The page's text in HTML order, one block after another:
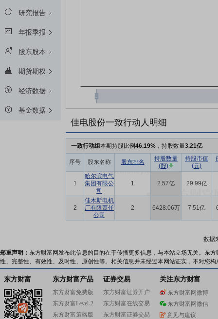
研究报告
年报季报
股东股本
期货期权
经济数据
基金数据
佳电股份一致行动人明细
一致行动组本期持股比例46.19% ，持股数量3.21亿
序号 股东名称 股东排名
持股数量
(股)
持股市值
(元)
1
哈尔滨电气
集团有限公
司
1 2.57亿 29.99亿
2
佳木斯电机
厂有限责任
公司
2 6428.06万 7.51亿
数据
郑重声明： 东方财富网发布此信息的目的在于传播更多信息，与本站立场无关。东
性、完整性、有效性、及时性、原创性等。相关信息并未经过本网站证实，不对您
东方财富 东方财富产品
东方财富免费版
东方财富Level-2
东方财富策略版
证券交易
东方财富证券开户
东方财富在线交易
东方财富证券交易
关注东方财富
东方财富网微博
东方财富网微信
意见与建议